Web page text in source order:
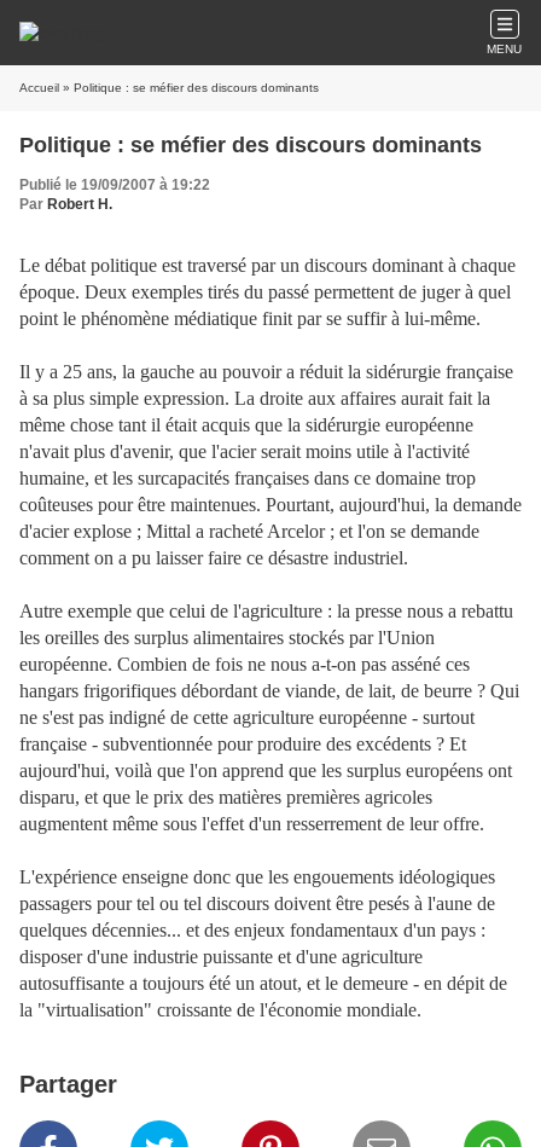
MENU
Accueil » Politique : se méfier des discours dominants
Politique : se méfier des discours dominants
Publié le 19/09/2007 à 19:22
Par Robert H.
Le débat politique est traversé par un discours dominant à chaque
époque. Deux exemples tirés du passé permettent de juger à quel
point le phénomène médiatique finit par se suffir à lui-même.
Il y a 25 ans, la gauche au pouvoir a réduit la sidérurgie française
à sa plus simple expression. La droite aux affaires aurait fait la
même chose tant il était acquis que la sidérurgie européenne
n'avait plus d'avenir, que l'acier serait moins utile à l'activité
humaine, et les surcapacités françaises dans ce domaine trop
coûteuses pour être maintenues. Pourtant, aujourd'hui, la demande
d'acier explose ; Mittal a racheté Arcelor ; et l'on se demande
comment on a pu laisser faire ce désastre industriel.
Autre exemple que celui de l'agriculture : la presse nous a rebattu
les oreilles des surplus alimentaires stockés par l'Union
européenne. Combien de fois ne nous a-t-on pas asséné ces
hangars frigorifiques débordant de viande, de lait, de beurre ? Qui
ne s'est pas indigné de cette agriculture européenne - surtout
française - subventionnée pour produire des excédents ? Et
aujourd'hui, voilà que l'on apprend que les surplus européens ont
disparu, et que le prix des matières premières agricoles
augmentent même sous l'effet d'un resserrement de leur offre.
L'expérience enseigne donc que les engouements idéologiques
passagers pour tel ou tel discours doivent être pesés à l'aune de
quelques décennies... et des enjeux fondamentaux d'un pays :
disposer d'une industrie puissante et d'une agriculture
autosuffisante a toujours été un atout, et le demeure - en dépit de
la "virtualisation" croissante de l'économie mondiale.
Partager